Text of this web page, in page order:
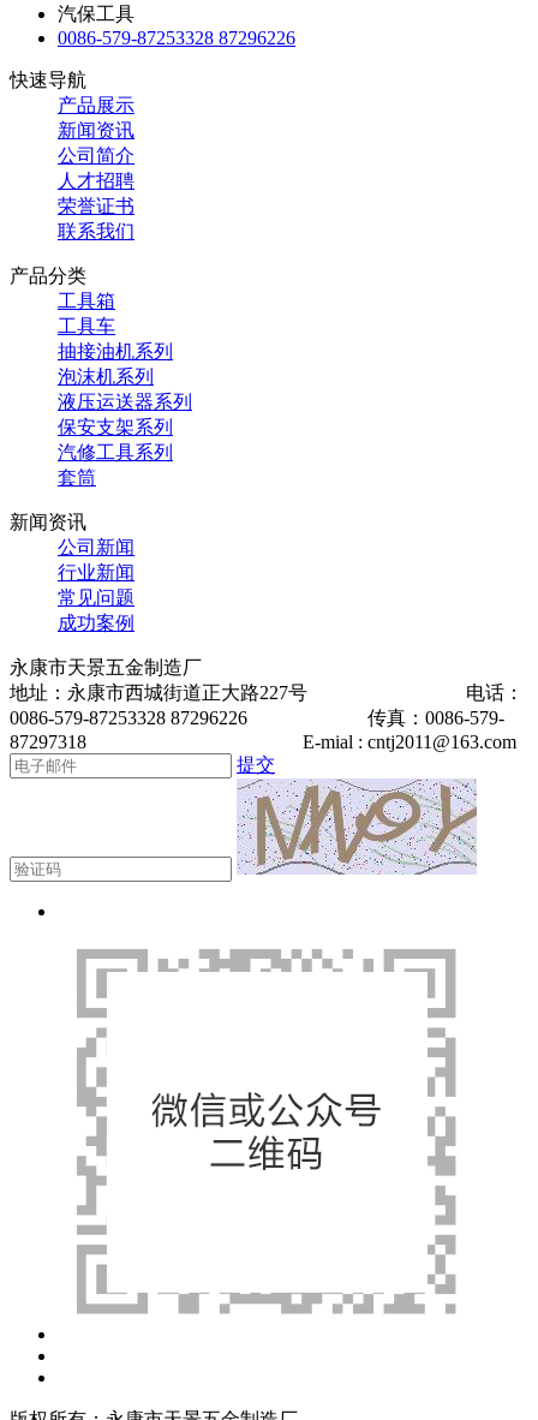
汽保工具
0086-579-87253328 87296226
快速导航
产品展示
新闻资讯
公司简介
人才招聘
荣誉证书
联系我们
产品分类
工具箱
工具车
抽接油机系列
泡沫机系列
液压运送器系列
保安支架系列
汽修工具系列
套筒
新闻资讯
公司新闻
行业新闻
常见问题
成功案例
永康市天景五金制造厂
地址：永康市西城街道正大路227号 电话：
0086-579-87253328 87296226 传真：0086-579-
87297318 E-mial : cntj2011@163.com
提交